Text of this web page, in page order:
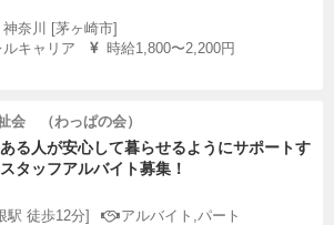
奈川 [茅ヶ崎市]
キャリア
時給1,800〜2,200円
会 （わっぱの会）
る人が安心して暮らせるようにサポートす
タッフアルバイト募集！
駅 徒歩12分]
アルバイト,パート